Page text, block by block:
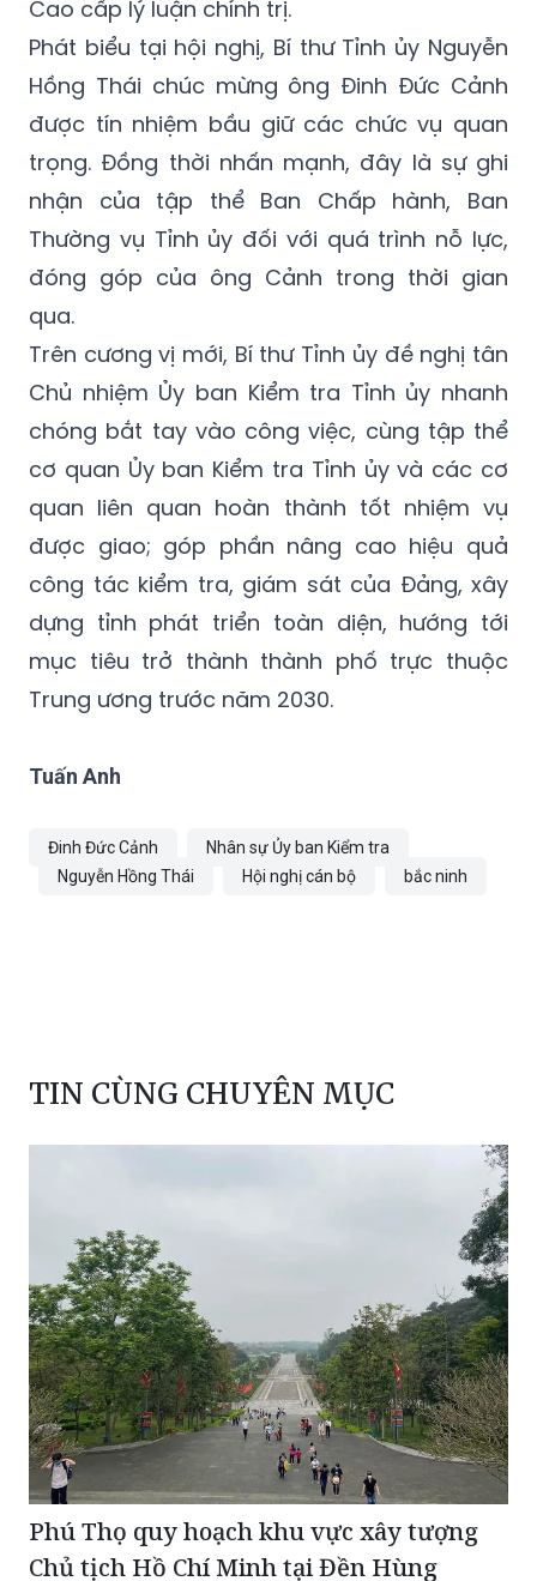
Cao cấp lý luận chính trị.
Phát biểu tại hội nghị, Bí thư Tỉnh ủy Nguyễn
Hồng Thái chúc mừng ông Đinh Đức Cảnh
được tín nhiệm bầu giữ các chức vụ quan
trọng. Đồng thời nhấn mạnh, đây là sự ghi
nhận của tập thể Ban Chấp hành, Ban
Thường vụ Tỉnh ủy đối với quá trình nỗ lực,
đóng góp của ông Cảnh trong thời gian
qua.
Trên cương vị mới, Bí thư Tỉnh ủy đề nghị tân
Chủ nhiệm Ủy ban Kiểm tra Tỉnh ủy nhanh
chóng bắt tay vào công việc, cùng tập thể
cơ quan Ủy ban Kiểm tra Tỉnh ủy và các cơ
quan liên quan hoàn thành tốt nhiệm vụ
được giao; góp phần nâng cao hiệu quả
công tác kiểm tra, giám sát của Đảng, xây
dựng tỉnh phát triển toàn diện, hướng tới
mục tiêu trở thành thành phố trực thuộc
Trung ương trước năm 2030.
Tuấn Anh
Đinh Đức Cảnh
Nhân sự Ủy ban Kiểm tra
Nguyễn Hồng Thái
Hội nghị cán bộ bắc ninh
TIN CÙNG CHUYÊN MỤC
Phú Thọ quy hoạch khu vực xây tượng
Chủ tịch Hồ Chí Minh tại Đền Hùng